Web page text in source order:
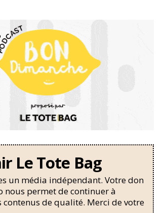
Le Tote Bag
un média indépendant. Votre don
nous permet de continuer à
de qualité. Merci de votre